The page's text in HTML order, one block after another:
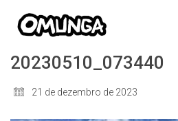
20230510_073440
21 de dezembro de 2023